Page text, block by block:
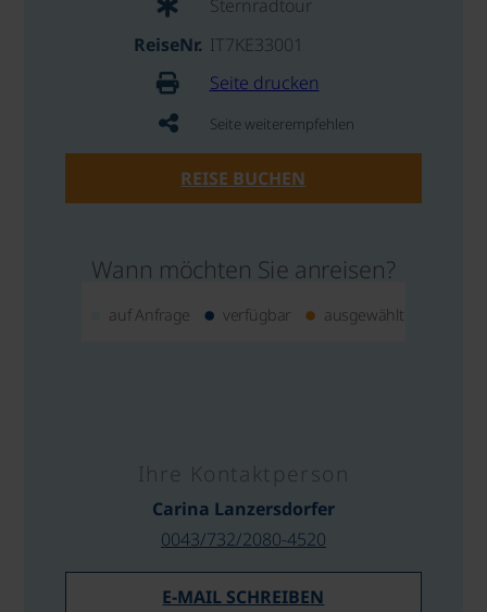
Sternradtour
ReiseNr. IT7KE33001
Seite drucken
Seite weiterempfehlen
REISE BUCHEN
Wann möchten Sie anreisen?
auf Anfrage verfügbar ausgewählt
Ihre Kontaktperson
Carina Lanzersdorfer
0043/732/2080-4520
E-MAIL SCHREIBEN